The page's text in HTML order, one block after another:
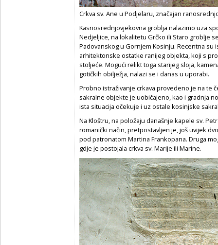
Crkva sv. Ane u Podjelaru, značajan
Kasnosrednjovjekovna groblja nalazimo uza
Nedjeljice, na lokalitetu Grčko ili Staro groblje
Padovanskog u Gornjem Kosinju. Recentna
arhitektonske ostatke ranijeg objekta, koji s
stoljeće. Mogući relikt toga starijeg sloja,
gotičkih obilježja, nalazi se i danas u uporabi.
Probno istraživanje crkava provedeno je na te
sakralne objekte je uobičajeno, kao i gradnja
ista situacija očekuje i uz ostale kosinjske
Na Kloštru, na položaju današnje kapele sv.
romanički način, pretpostavljen je, još uvijek
pod patronatom Martina Frankopana. Druga
gdje je postojala crkva sv. Marije ili Marine.